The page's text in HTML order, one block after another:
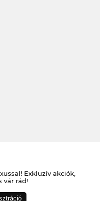
Exkluzív akciók,
vár rád!